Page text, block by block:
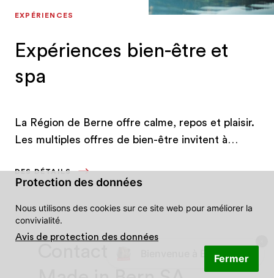
EXPÉRIENCES
Expériences bien-être et
spa
La Région de Berne offre calme, repos et plaisir.
Les multiples offres de bien-être invitent à
DES DÉTAILS
Bienvenue à Berne ! 👋🐻
Protection des données
Nous utilisons des cookies sur ce site web pour améliorer la
convivialité.
Avis de protection des données
Fermer